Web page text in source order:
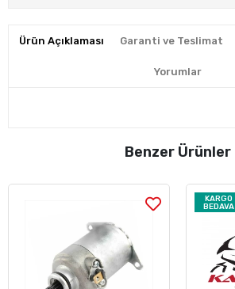
Ürün Açıklaması Garanti ve Teslimat
Yorumlar
Benzer Ürünler
KARGO
BEDAVA